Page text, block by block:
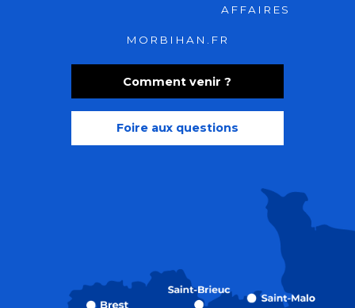
Comment venir ?
Foire aux questions
AFFAIRES
MORBIHAN.FR